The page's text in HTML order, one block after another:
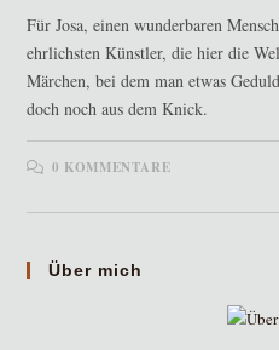
Für Josa, einen wunderbaren
ehrlichsten Künstler, die hier die
Märchen, bei dem man etwas
doch noch aus dem Knick.
0 KOMMENTARE
Über mich